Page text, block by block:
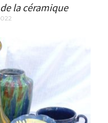
la céramique